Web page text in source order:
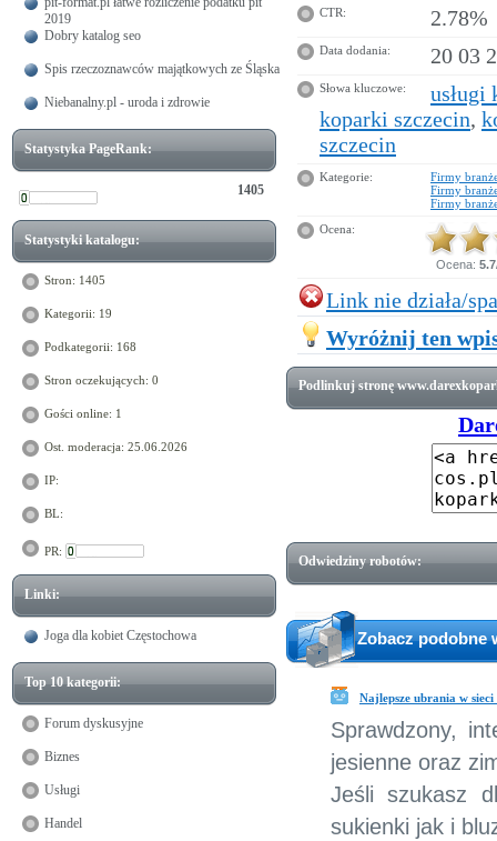
2019
Dobry katalog seo
Spis rzeczoznawców majątkowych ze Śląska
Niebanalny.pl - uroda i zdrowie
Statystyka PageRank:
1405
Statystyki katalogu:
Stron: 1405
Kategorii: 19
Podkategorii: 168
Stron oczekujących: 0
Gości online: 1
Ost. moderacja: 25.06.2026
IP:
BL:
PR:
Linki:
Joga dla kobiet Częstochowa
Top 10 kategorii:
Forum dyskusyjne
Biznes
Usługi
Handel
CTR: 2.78%
Data dodania: 20 03
Słowa kluczowe:
usługi
koparki szczecin,
szczecin
Kategorie:
Firmy
Firmy
Firmy
Ocena:
Ocena: 5.7
Link nie działa/
Wyróżnij ten
Podlinkuj stronę
Odwiedziny robotów:
Zobacz podobne
Najlepsze ubrania w
Sprawdzony,
jesienne oraz
Jeśli szukasz
sukienki jak i